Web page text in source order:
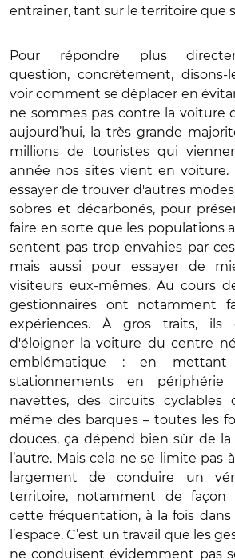
entraîner, tant sur le territoire que
Pour répondre plus
question, concrètement, disons-
voir comment se déplacer en
ne sommes pas contre la voiture
aujourd’hui, la très grande
millions de touristes qui
année nos sites vient en
essayer de trouver d'autres
sobres et décarbonés, pour
faire en sorte que les populations
sentent pas trop envahies par
mais aussi pour essayer de
visiteurs eux-mêmes. Au cours
gestionnaires ont notamment
expériences. À gros traits, ils
d'éloigner la voiture du centre
emblématique : en
stationnements en
navettes, des circuits cyclables
même des barques – toutes les
douces, ça dépend bien sûr de
l’autre. Mais cela ne se limite pas
largement de conduire un
territoire, notamment de façon
cette fréquentation, à la fois
l’espace. C’est un travail que les
ne conduisent évidemment pas